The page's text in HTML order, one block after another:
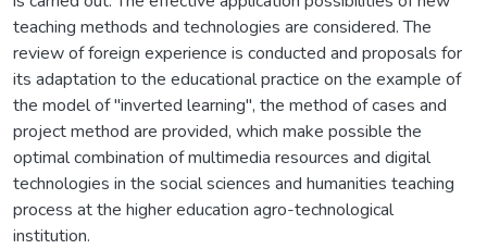
teaching methods and technologies are considered. The
review of foreign experience is conducted and proposals for
its adaptation to the educational practice on the example of
the model of "inverted learning", the method of cases and
project method are provided, which make possible the
optimal combination of multimedia resources and digital
technologies in the social sciences and humanities teaching
process at the higher education agro-technological
institution.